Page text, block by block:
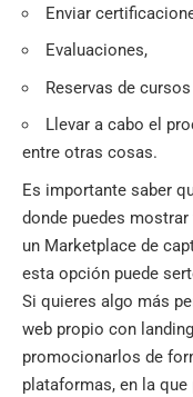
Enviar
Evaluaciones,
Reservas de
Llevar a cabo el
entre otras cosas.
Es importante saber
donde puedes
un Marketplace de
esta opción puede
Si quieres algo más
web propio con
promocionarlos de
plataformas, en la